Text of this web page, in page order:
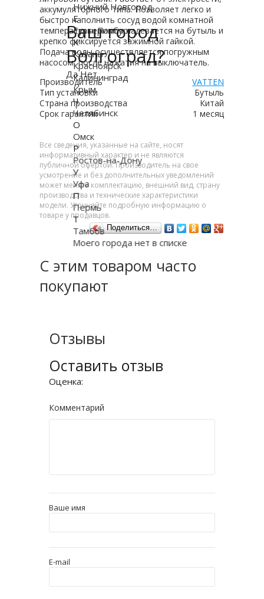
аккумуляторного типа. Позволяет легко и
быстро наполнить сосуд водой комнатной
температуры. Помпа надевается на бутыль и
крепко фиксируется зажимной гайкой.
Подача воды осуществляется погружным
насосом, после нажатия на выключатель.
Производитель
VATTEN
Тип установки
Бутыль
Страна производства
Китай
Срок гарантии
1 месяц
Все сведения, указанные на сайте, носят
информативный характер и не являются
публичной офертой. Производитель на свое
усмотрение и без дополнительных уведомлений
может менять комплектацию, внешний вид, страну
производства и технические характеристики
модели. Уточняйте подробную информацию о
товаре у продавцов.
Поделиться…
С этим товаром часто
покупают
Отзывы
Оставить отзыв
Оценка:
Комментарий
Ваше имя
E-mail
Ваш город
Волгоград?
Да Нет
Нижний Новгород
Е
Екатеринбург
К
Казань
Красноярск
Калининград
Крым
Ч
Челябинск
О
Омск
Р
Ростов-на-Дону
У
Уфа
П
Пермь
Т
Тамбов
Моего города нет в списке